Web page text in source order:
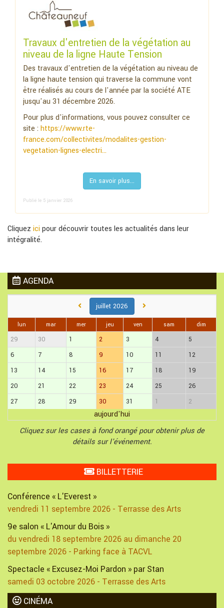
Travaux d'entretien de la végétation au
niveau de la ligne Haute Tension
Des travaux d'entretien de la végétation au niveau de
la ligne haute tension qui traverse la commune vont
être réalisés au cours de l'année par la société ATE
jusqu'au 31 décembre 2026.
Pour plus d'informations, vous pouvez consulter ce
site :https://www.rte-
france.com/collectivites/modalites-gestion-
vegetation-lignes-electri...
En savoir plus...
Publié le 5 janvier 2026
Cliquez icipour découvrir toutes les actualités dans leur
intégralité.
AGENDA
juillet 2026
lun mar mer jeu ven sam dim
29 30 1 2 3 4
5
6
7 8 9 10 11
12
13
14 15 16 17 18
19
20
21 22 23 24 25
26
27
28 29 30 31 1 2
aujourd'hui
Cliquez sur les cases à fond orangé pour obtenir plus de
détails sur l'événement.
BILLETTERIE
Conférence « L'Everest »
vendredi 11 septembre 2026 - Terrasse des Arts
9e salon « L'Amour du Bois »
du vendredi 18 septembre 2026 au dimanche 20
septembre 2026 - Parking face à TACVL
Spectacle « Excusez-Moi Pardon » par Stan
samedi 03 octobre 2026 - Terrasse des Arts
CINÉMA